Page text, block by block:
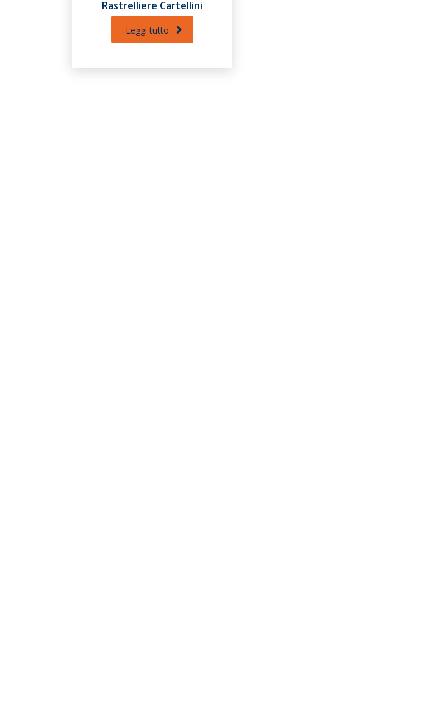
Rastrelliere Cartellini
Leggi tutto